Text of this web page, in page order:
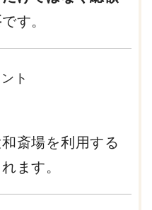
です。
ト
斎場を利用する
ます。